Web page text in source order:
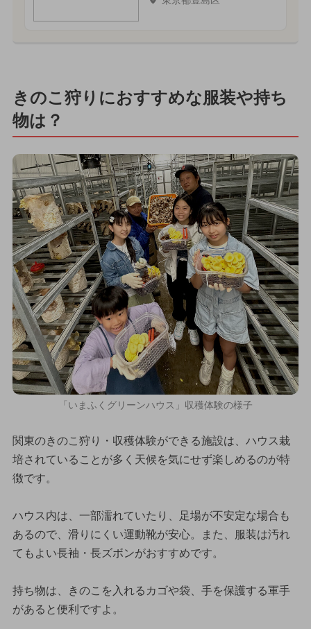
きのこ狩りにおすすめな服装や持ち
物は？
「いまふくグリーンハウス」収穫体験の様子
関東のきのこ狩り・収穫体験ができる施設は、ハウス栽
培されていることが多く天候を気にせず楽しめるのが特
徴です。
ハウス内は、一部濡れていたり、足場が不安定な場合も
あるので、滑りにくい運動靴が安心。また、服装は汚れ
てもよい長袖・長ズボンがおすすめです。
持ち物は、きのこを入れるカゴや袋、手を保護する軍手
があると便利ですよ。